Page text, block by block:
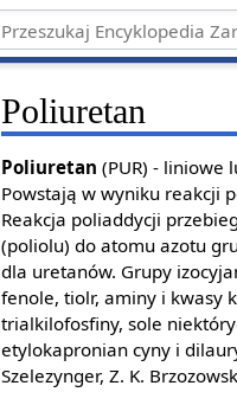
Poliuretan
Poliuretan (PUR) - liniowe
Powstają w wyniku reakcji
Reakcja poliaddycji
(poliolu) do atomu azotu
dla uretanów. Grupy
fenole, tiolr, aminy i kwasy
trialkilofosfiny, sole
etylokapronian cyny i
Szelezynger, Z. K.